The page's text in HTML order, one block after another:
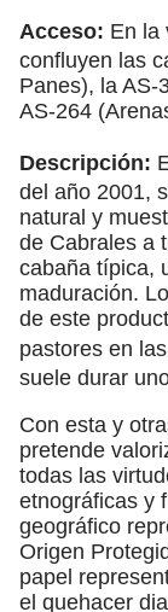
Acceso: En la
confluyen las
Panes), la AS-
AS-264
Descripción:
del año 2001,
natural y
de Cabrales a
cabaña típica,
maduración.
de este
pastores en
suele durar
Con esta y
pretende
todas las
etnográficas y
geográfico
Origen
papel
el quehacer